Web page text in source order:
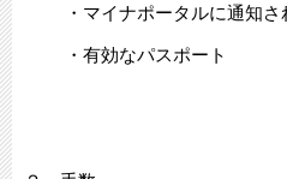
・マイナポータルに通知
・有効なパスポート